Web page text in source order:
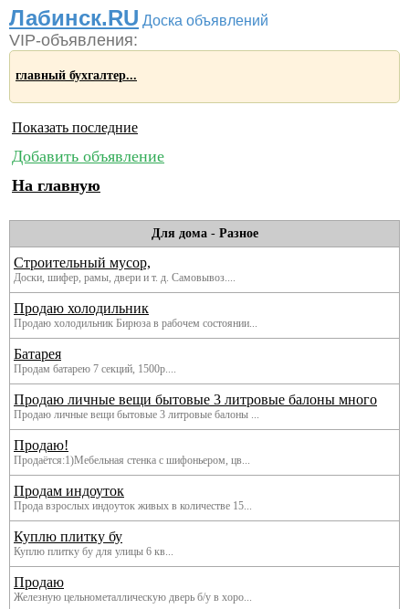
Лабинск.RU Доска объявлений
VIP-объявления:
главный бухгалтер...
Показать последние
Добавить объявление
На главную
Для дома- Разное
Строительный мусор,
Доски, шифер, рамы, двери и т. д. Самовывоз....
Продаю холодильник
Продаю холодильник Бирюза в рабочем состоянии...
Батарея
Продам батарею 7 секций, 1500р....
Продаю личные вещи бытовые 3 литровые балоны много
Продаю личные вещи бытовые 3 литровые балоны ...
Продаю!
Продаётся:1)Мебельная стенка с шифоньером, цв...
Продам индоуток
Прода взрослых индоуток живых в количестве 15...
Куплю плитку бу
Куплю плитку бу для улицы 6 кв...
Продаю
Железную цельнометаллическую дверь б/у в хоро...